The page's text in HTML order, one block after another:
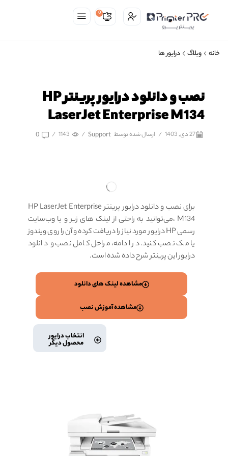
0
خانه وبلاگ درایور ها
نصب و دانلود درایور پرینتر HP
LaserJet Enterprise M134
/ ارسال شده توسط Support
/
1143
/
0
برای نصب و دانلود درایور پرینتر HP LaserJet Enterprise
M134 ،می‌توانید به راحتی از لینک های زیر و یا وب‌سایت
رسمی HP درایور مورد نیاز را دریافت کرده و آن را روی ویندوز
یا مک نصب کنید. در ادامه، مراحل کامل نصب و دانلود
درایور این پرینتر شرح داده شده است.
مشاهده لینک های دانلود
مشاهده آموزش نصب
انتخاب درایور
محصول دیگر